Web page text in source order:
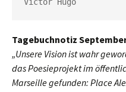
Tagebuchnotiz
„Unsere Vision ist wahr
das Poesieprojekt im
Marseille gefunden: Place